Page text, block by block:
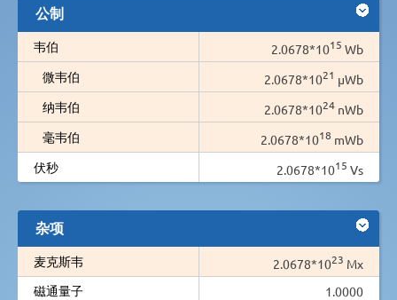
公制
韦伯 2.0678*1015 Wb
微韦伯
2.0678*1021 µWb
纳韦伯
2.0678*1024 nWb
毫韦伯
2.0678*1018 mWb
伏秒
2.0678*1015 Vs
杂项
麦克斯韦 2.0678*1023 Mx
磁通量子
1.0000